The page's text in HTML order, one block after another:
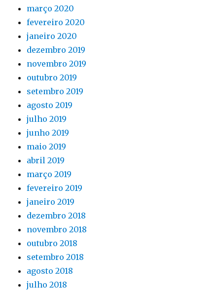
março 2020
fevereiro 2020
janeiro 2020
dezembro 2019
novembro 2019
outubro 2019
setembro 2019
agosto 2019
julho 2019
junho 2019
maio 2019
abril 2019
março 2019
fevereiro 2019
janeiro 2019
dezembro 2018
novembro 2018
outubro 2018
setembro 2018
agosto 2018
julho 2018